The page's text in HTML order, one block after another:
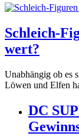
Schleich-
wert?
Unabhängig ob es
Löwen und Elfen
DC